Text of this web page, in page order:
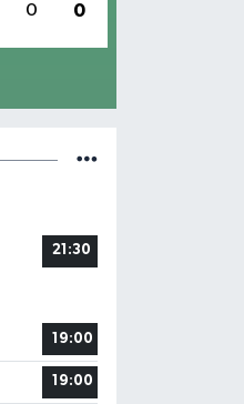
0 0
21:30
19:00
19:00